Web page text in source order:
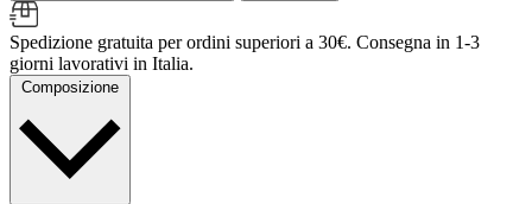
Spedizione gratuita per ordini superiori a 30€. Consegna in 1-3
giorni lavorativi in Italia.
Composizione